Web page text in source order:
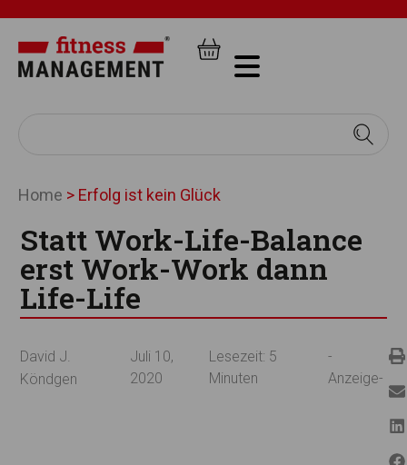
Home > Erfolg ist kein Glück
Statt Work-Life-Balance
erst Work-Work dann
Life-Life
David J.
Köndgen
Juli 10,
2020
Lesezeit: 5
Minuten
-
Anzeige-